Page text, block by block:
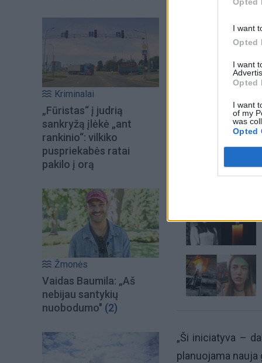
I want
Opted
I want
Opted
I want
of my
was
Opted
Kriminalai
„Fūristas“ į judrią
sankryžą įlėkė „ant
rankinio“: vilkiko
puspriekabės ratai
pakilo į orą
Žmonės
Vaidas Baumila: „Aš
nebijau santykių
nuobodumo" (2)
„Ši iniciatyva –
planuojama